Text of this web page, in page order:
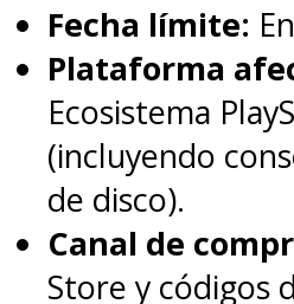
Fecha límite:
Plataforma
Ecosistema
(incluyendo
de disco).
Canal de
Store y códigos